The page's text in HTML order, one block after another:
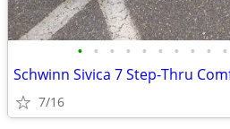
• • • • • • • • • •
Schwinn Sivica 7 Step-Thru
7/16